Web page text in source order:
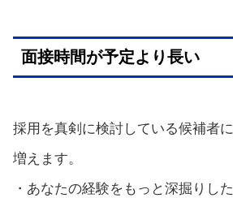
面接時間が予定より長い
採用を真剣に検討している候補者
増えます。
・あなたの経験をもっと深掘りし